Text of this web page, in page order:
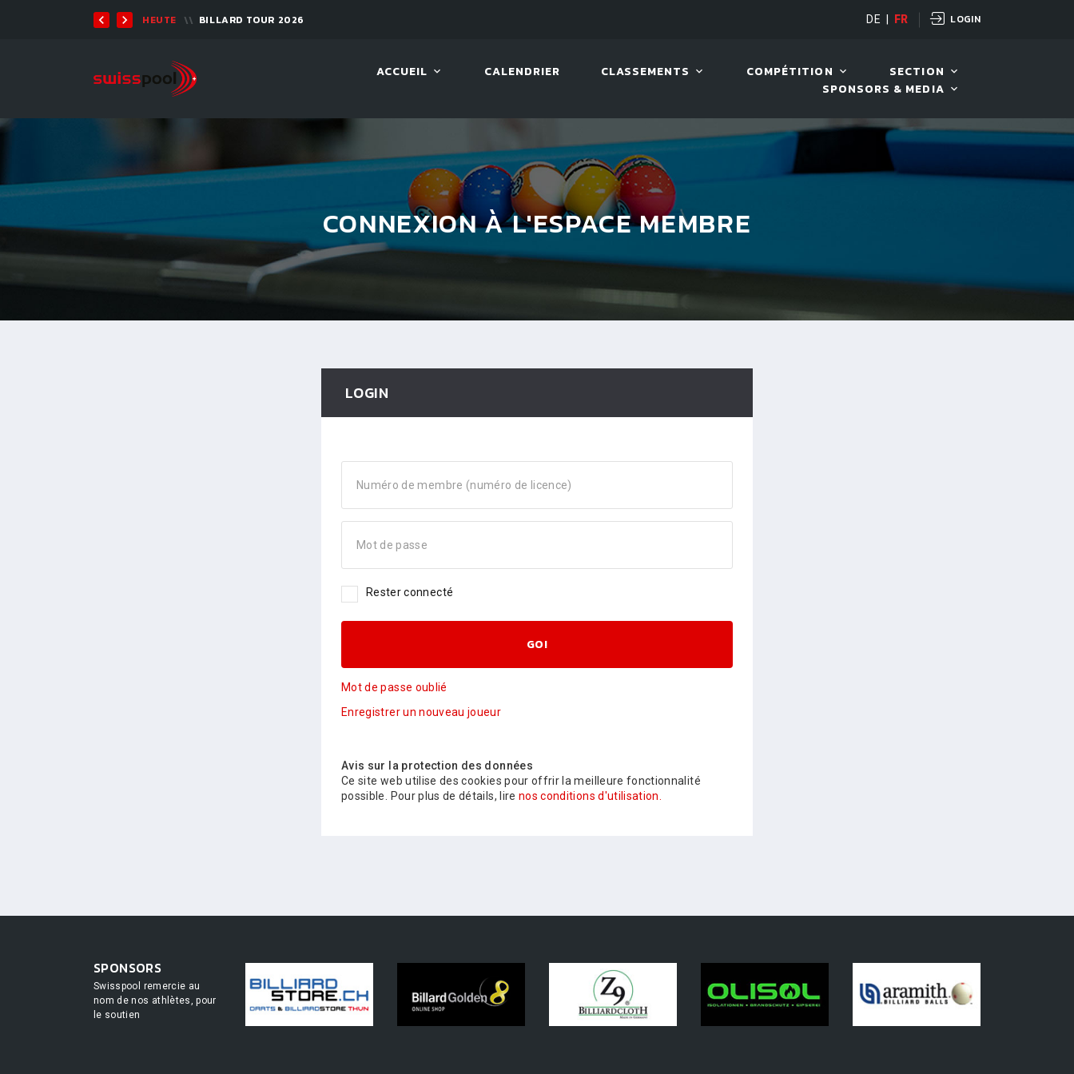
2026 - 9-BALL HEUTE BILLARD TOUR 2026 10 AOÛT. 2026, 19:00
DE FR LOGIN
ACCUEIL CALENDRIER CLASSEMENTS COMPÉTITION
SECTION
SPONSORS & MEDIA
CONNEXION À L'ESPACE MEMBRE
LOGIN
Numéro de membre (numéro de licence)
Mot de passe
Rester connecté
GO!
Mot de passe oublié
Enregistrer un nouveau joueur
Avis sur la protection des données
Ce site web utilise des cookies pour offrir la meilleure fonctionnalité
possible. Pour plus de détails, lire nos conditions d'utilisation.
SPONSORS
Swisspool remercie au
nom de nos athlètes, pour
le soutien